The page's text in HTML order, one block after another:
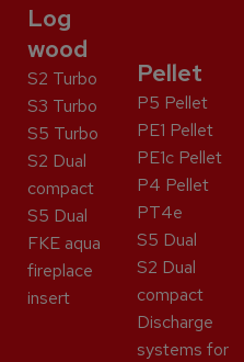
Log
wood
S2 Turbo
S3 Turbo
S5 Turbo
S2 Dual
compact
S5 Dual
FKE aqua
fireplace
insert
Pellet
P5 Pellet
PE1 Pellet
PE1c Pellet
P4 Pellet
PT4e
S5 Dual
S2 Dual
compact
Discharge
systems for